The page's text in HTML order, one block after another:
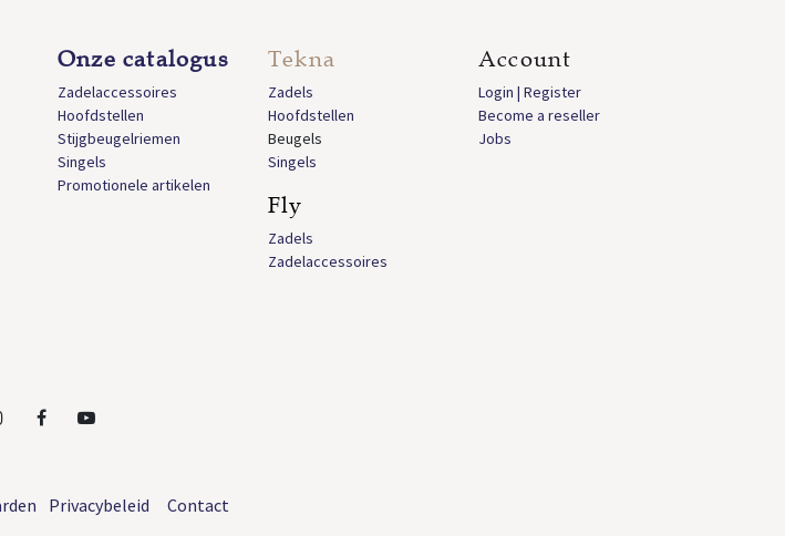
Onze catalogus
Zadelaccessoires
Hoofdstellen
Stijgbeugelriemen
Singels
Promotionele artikelen
Tekna
Zadels
Hoofdstellen
Beugels
Singels
Fly
Zadels
Zadelaccessoires
Account
Login | Register
Become a reseller
Jobs
Privacybeleid Contact